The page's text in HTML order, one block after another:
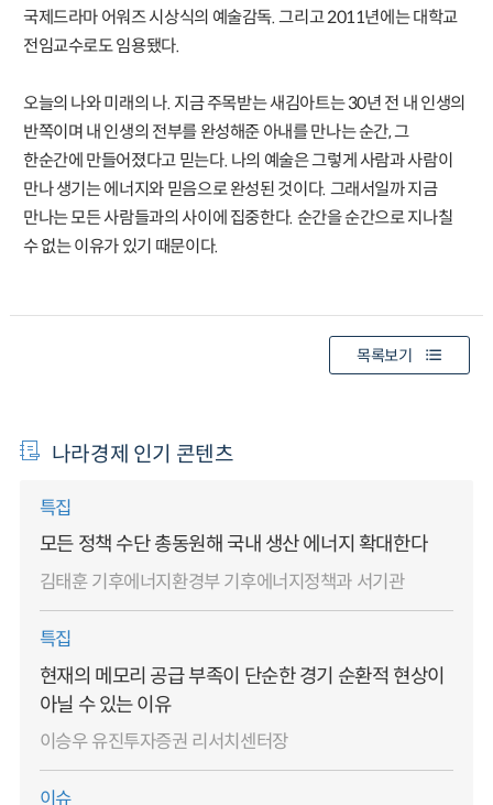
국제드라마 어워즈 시상식의 예술감독. 그리고 2011년에는 대학교
전임교수로도 임용됐다.
오늘의 나와 미래의 나. 지금 주목받는 새김아트는 30년 전 내 인생의
반쪽이며 내 인생의 전부를 완성해준 아내를 만나는 순간, 그
한순간에 만들어졌다고 믿는다. 나의 예술은 그렇게 사람과 사람이
만나 생기는 에너지와 믿음으로 완성된 것이다. 그래서일까 지금
만나는 모든 사람들과의 사이에 집중한다. 순간을 순간으로 지나칠
수 없는 이유가 있기 때문이다.
목록보기
나라경제 인기 콘텐츠
특집
모든 정책 수단 총동원해 국내 생산 에너지 확대한다
김태훈 기후에너지환경부 기후에너지정책과 서기관
특집
현재의 메모리 공급 부족이 단순한 경기 순환적 현상이
아닐 수 있는 이유
이승우 유진투자증권 리서치센터장
이슈